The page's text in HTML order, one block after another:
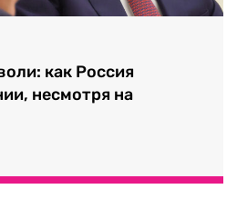
как Россия
несмотря на